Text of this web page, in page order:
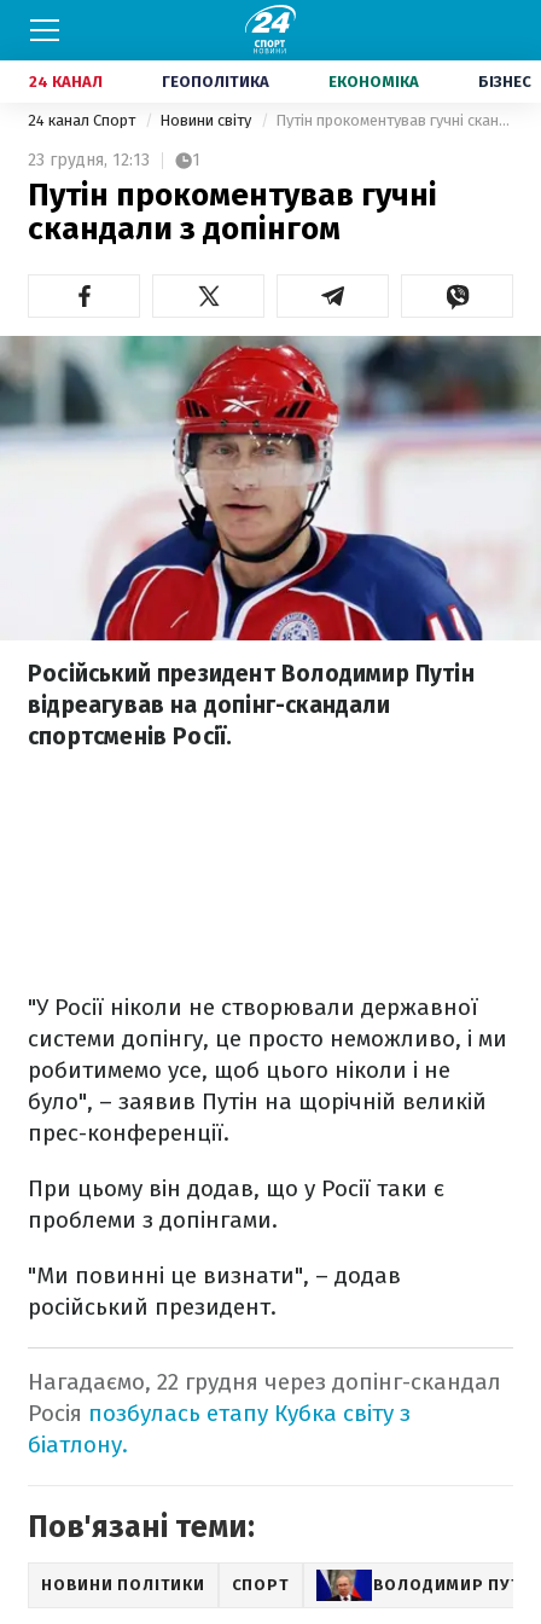
24 КАНАЛ ГЕОПОЛІТИКА ЕКОНОМІКА БІЗНЕС
24 канал Спорт Новини світу Путін прокоментував гучні скандали з допінгом
23 грудня, 12:13 1
Путін прокоментував гучні
скандали з допінгом
Російський президент Володимир Путін
відреагував на допінг-скандали
спортсменів Росії.
"У Росії ніколи не створювали державної
системи допінгу, це просто неможливо, і ми
робитимемо усе, щоб цього ніколи і не
було", – заявив Путін на щорічній великій
прес-конференції.
При цьому він додав, що у Росії таки є
проблеми з допінгами.
"Ми повинні це визнати", – додав
російський президент.
Нагадаємо, 22 грудня через допінг-скандал
Росія позбулась етапу Кубка світу з
біатлону.
Пов'язані теми:
НОВИНИ ПОЛІТИКИ СПОРТ ВОЛОДИМИР ПУТІН